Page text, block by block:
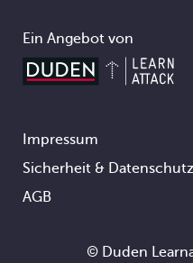
Ein Angebot von
Footer
Impressum
Sicherheit & Datenschutz
AGB
© Duden